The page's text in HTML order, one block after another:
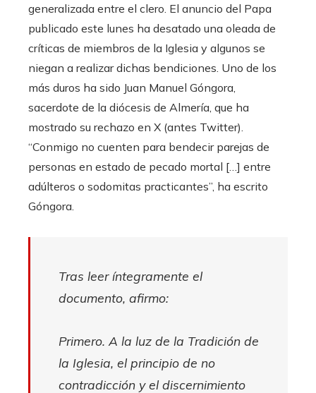
generalizada entre el clero. El anuncio del Papa
publicado este lunes ha desatado una oleada de
críticas de miembros de la Iglesia y algunos se
niegan a realizar dichas bendiciones. Uno de los
más duros ha sido Juan Manuel Góngora,
sacerdote de la diócesis de Almería, que ha
mostrado su rechazo en X (antes Twitter).
“Conmigo no cuenten para bendecir parejas de
personas en estado de pecado mortal […] entre
adúlteros o sodomitas practicantes”, ha escrito
Góngora.
Tras leer íntegramente el
documento, afirmo:
Primero. A la luz de la Tradición de
la Iglesia, el principio de no
contradicción y el discernimiento